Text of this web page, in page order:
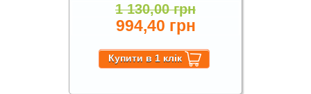
1 130,00 грн
994,40 грн